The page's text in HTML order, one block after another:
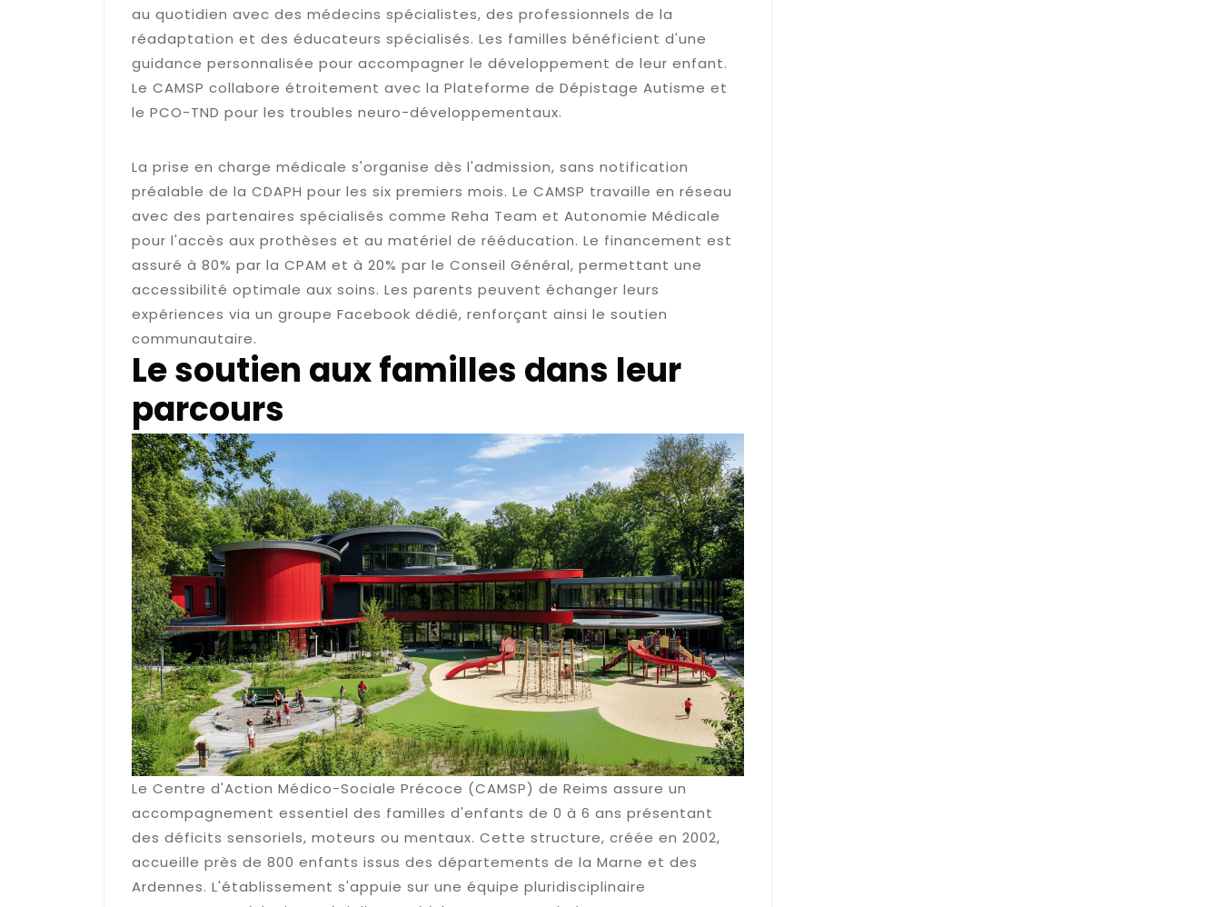
au quotidien avec des médecins spécialistes, des professionnels de la
réadaptation et des éducateurs spécialisés. Les familles bénéficient d'une
guidance personnalisée pour accompagner le développement de leur enfant.
Le CAMSP collabore étroitement avec la Plateforme de Dépistage Autisme et
le PCO-TND pour les troubles neuro-développementaux.
La prise en charge médicale s'organise dès l'admission, sans notification
préalable de la CDAPH pour les six premiers mois. Le CAMSP travaille en réseau
avec des partenaires spécialisés comme Reha Team et Autonomie Médicale
pour l'accès aux prothèses et au matériel de rééducation. Le financement est
assuré à 80% par la CPAM et à 20% par le Conseil Général, permettant une
accessibilité optimale aux soins. Les parents peuvent échanger leurs
expériences via un groupe Facebook dédié, renforçant ainsi le soutien
communautaire.
Le soutien aux familles dans leur
parcours
Le Centre d'Action Médico-Sociale Précoce (CAMSP) de Reims assure un
accompagnement essentiel des familles d'enfants de 0 à 6 ans présentant
des déficits sensoriels, moteurs ou mentaux. Cette structure, créée en 2002,
accueille près de 800 enfants issus des départements de la Marne et des
Ardennes. L'établissement s'appuie sur une équipe pluridisciplinaire